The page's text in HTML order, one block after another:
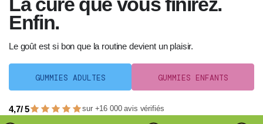
Enfin.
Le goût est si bon que la routine devient un plaisir.
GUMMIES ADULTES GUMMIES ENFANTS
4,7/ 5 sur +16 000 avis vérifiés